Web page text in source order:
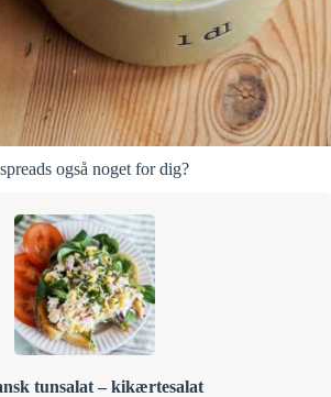
også noget for dig?
tunsalat – kikærtesalat